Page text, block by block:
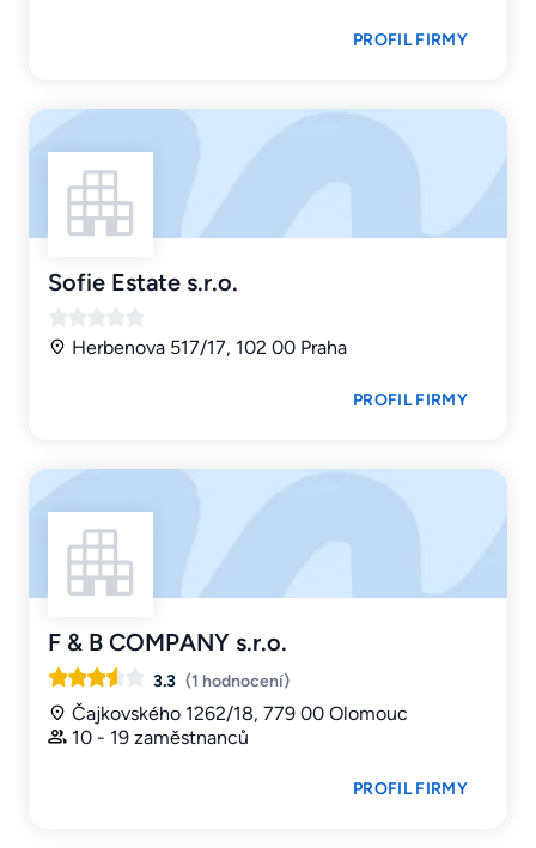
PROFIL FIRMY
Sofie Estate s.r.o.
Herbenova 517/17, 102 00 Praha
PROFIL FIRMY
F & B COMPANY s.r.o.
3.3 (1 hodnocení)
Čajkovského 1262/18, 779 00 Olomouc
10 - 19 zaměstnanců
PROFIL FIRMY